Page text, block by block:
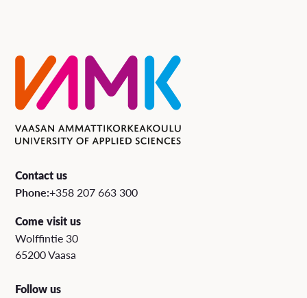
Contact us
Phone:+358 207 663 300
Come visit us
Wolffintie 30
65200 Vaasa
Follow us